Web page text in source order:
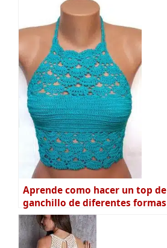
Aprende como hacer un top de
ganchillo de diferentes formas